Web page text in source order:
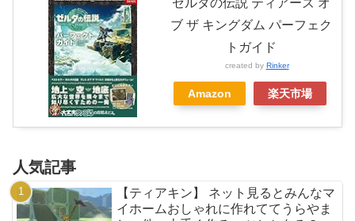
ゼルダの伝説 ティアーズ オ
ブ ザ キングダム パーフェク
トガイド
created by Rinker
Amazon 楽天市場
人気記事
【ティアキン】 ネット見るとみんなマ
イホームおしゃれに作れててうらやま